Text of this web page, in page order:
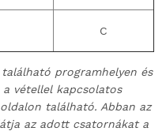
C
programhelyen és
vétellel kapcsolatos
található. Abban az
az adott csatornákat a